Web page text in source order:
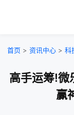
首页 > 资讯中心 > 科
高手运筹!微
赢